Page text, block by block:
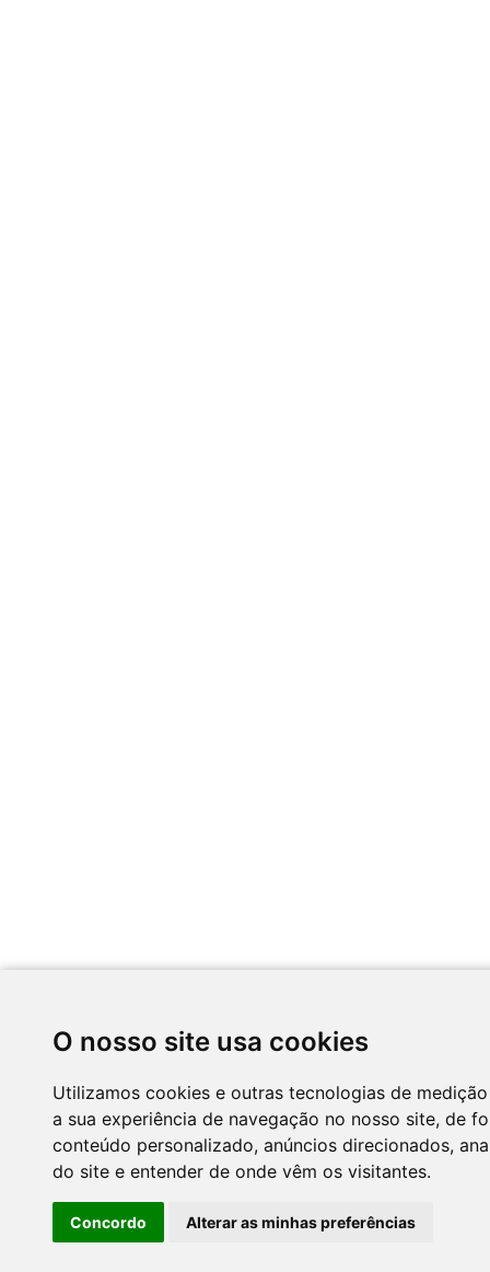
O nosso site usa cookies
Utilizamos cookies e outras tecnologias de
a sua experiência de navegação no nosso site, de
conteúdo personalizado, anúncios direcionados,
do site e entender de onde vêm os visitantes.
Concordo Alterar as minhas preferências